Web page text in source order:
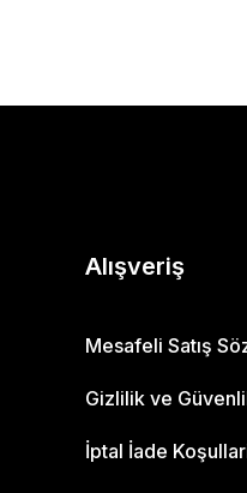
Alışveriş
Mesafeli Satış
Gizlilik ve
İptal İade